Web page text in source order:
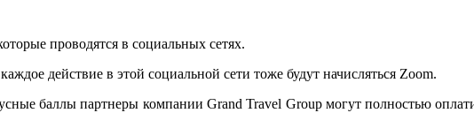
проводятся в социальных сетях.
действие в этой социальной сети тоже будут начисляться Zoom.
баллы партнеры компании Grand Travel Group могут полностью